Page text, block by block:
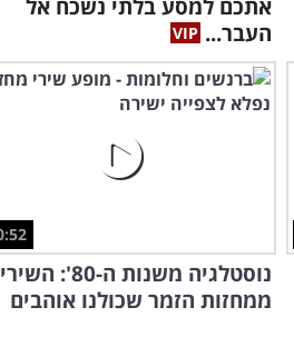
אתכם למסע בלתי נשכח אל
העבר...
נוסטלגיה משנות ה-80':
ממחזות הזמר שכולנו אוהבים